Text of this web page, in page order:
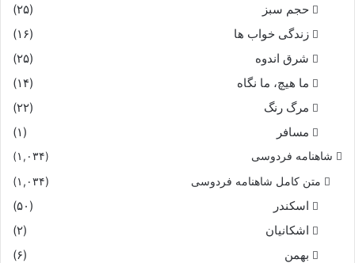
حجم سبز
(۲۵)
زندگی خواب ها
(۱۶)
شرق اندوه
(۲۵)
ما هیچ، ما نگاه
(۱۴)
مرگ رنگ
(۲۲)
مسافر
(۱)
شاهنامه فردوسی (۱,۰۳۴)
متن کامل شاهنامه فردوسی (۱,۰۳۴)
اسکندر
(۵۰)
اشکانیان
(۲)
بهمن
(۶)